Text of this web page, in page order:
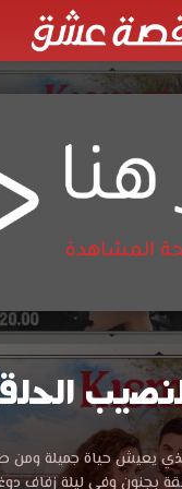
يعيش حياة جميلة ومن
بجنون وفي ليلة زفاف